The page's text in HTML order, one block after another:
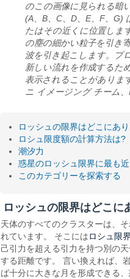
のこの画像に見られる暗
(A、B、C、D、E、F、G)
たはその近くに位置しま
の塵の細かい粒子を引き
波を引き起こします。プ
新しい流れを作成するた
表示されることがありま
ニ イメージング チーム、
ロッシュの限界はどこにあ
ロシュ限度額の計算方法は?
潮汐力
惑星のロッシュ限界に最も
このカテゴリーを探索する
ロッシュの限界はどこに
天体のすべてのクラスターは、
れています。 そこにはロシュ限界
己引力を超える引力を持つ別の
する距離です。 言い換えれば、
ば十分に大きな月を形成できる